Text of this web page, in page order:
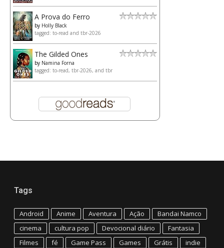
A Prova do Ferro
by Holly Black
tagged: to-read and tbr-2026
The Gilded Ones
by Namina Forna
tagged: to-read, tbr-2026, and tbr
Tags
Android Anime Aventura Ação
Bandai Namco
cinema
cultura pop Devocional diário
Fantasia
Filmes
fé Game Pass Games Grátis
indie